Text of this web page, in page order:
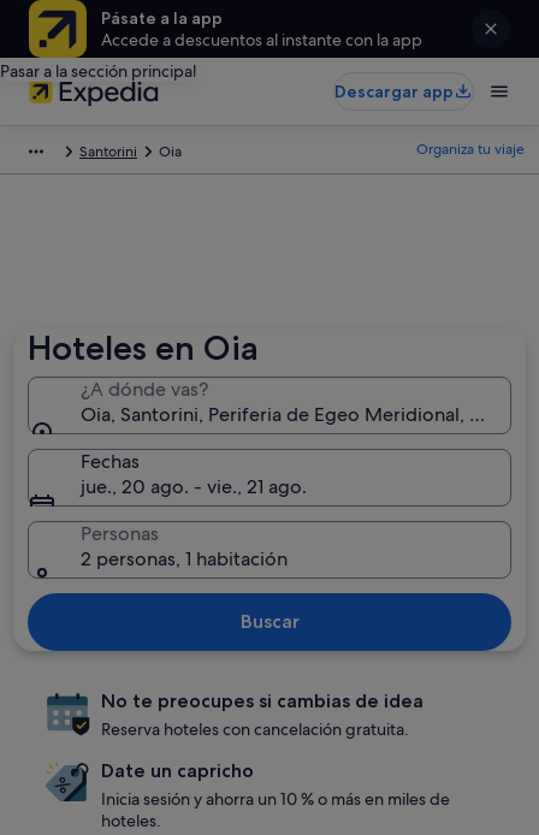
Pásate a la app
Accede a descuentos al instante con la app
Pasar a la sección principal
Descargar app
Santorini Oia Organiza tu viaje
Hoteles en Oia
¿A dónde vas?
Oia, Santorini, Periferia de Egeo Meridional, Grecia
Fechas
jue., 20 ago. - vie., 21 ago.
Personas
2 personas, 1 habitación
Buscar
No te preocupes si cambias de idea
Reserva hoteles con cancelación gratuita.
Date un capricho
Inicia sesión y ahorra un 10 % o más en miles de
hoteles.